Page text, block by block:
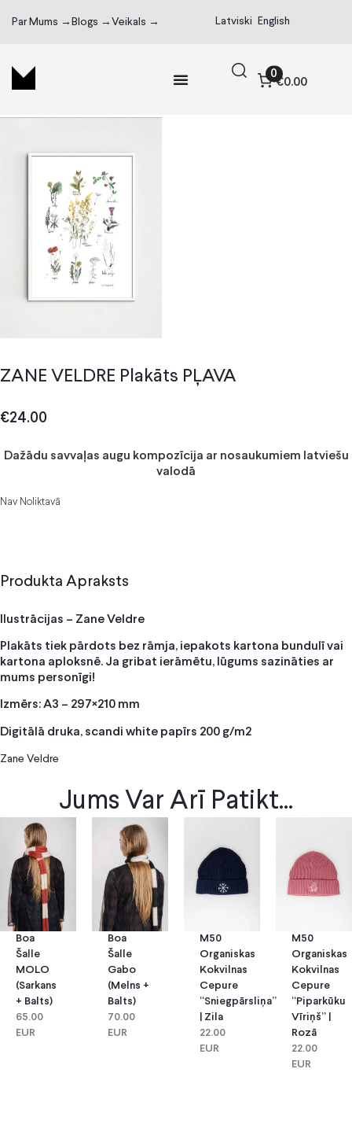
Par Mums → Blogs → Veikals → Latviski English
0
€0.00
ZANE VELDRE Plakāts PĻAVA
€24.00
Dažādu savvaļas augu kompozīcija ar nosaukumiem latviešu
valodā
Nav Noliktavā
Produkta Apraksts
Ilustrācijas – Zane Veldre
Plakāts tiek pārdots bez rāmja, iepakots kartona bundulī vai
kartona aploksnē. Ja gribat ierāmētu, lūgums sazināties ar
mums personīgi!
Izmērs: A3 – 297×210 mm
Digitālā druka, scandi white papīrs 200 g/m2
Zane Veldre
Jums Var Arī Patikt...
Boa
Šalle
MOLO
(sarkans
+ Balts)
65.00
EUR
Boa
Šalle
Gabo
(melns +
Balts)
70.00
EUR
M50
Organiskas
Kokvilnas
Cepure
“Sniegpārsliņa”
| Zila
22.00
EUR
M50
Organiskas
Kokvilnas
Cepure
“Piparkūku
Vīriņš” |
Rozā
22.00
EUR